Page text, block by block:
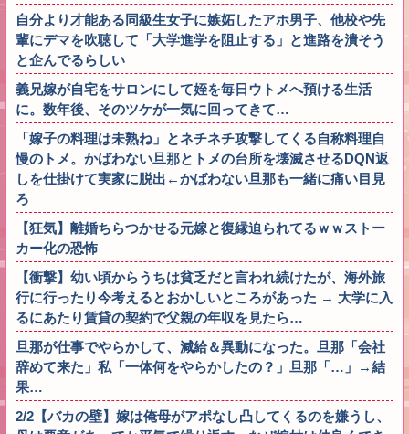
自分より才能ある同級生女子に嫉妬したアホ男子、他校や先
輩にデマを吹聴して「大学進学を阻止する」と進路を潰そう
と企んでるらしい
義兄嫁が自宅をサロンにして姪を毎日ウトメへ預ける生活
に。数年後、そのツケが一気に回ってきて…
「嫁子の料理は未熟ね」とネチネチ攻撃してくる自称料理自
慢のトメ。かばわない旦那とトメの台所を壊滅させるDQN返
しを仕掛けて実家に脱出←かばわない旦那も一緒に痛い目見
ろ
【狂気】離婚ちらつかせる元嫁と復縁迫られてるｗｗストー
カー化の恐怖
【衝撃】幼い頃からうちは貧乏だと言われ続けたが、海外旅
行に行ったり今考えるとおかしいところがあった → 大学に入
るにあたり賃貸の契約で父親の年収を見たら…
旦那が仕事でやらかして、減給＆異動になった。旦那「会社
辞めて来た」私「一体何をやらかしたの？」旦那「…」→結
果…
2/2【バカの壁】嫁は俺母がアポなし凸してくるのを嫌うし、